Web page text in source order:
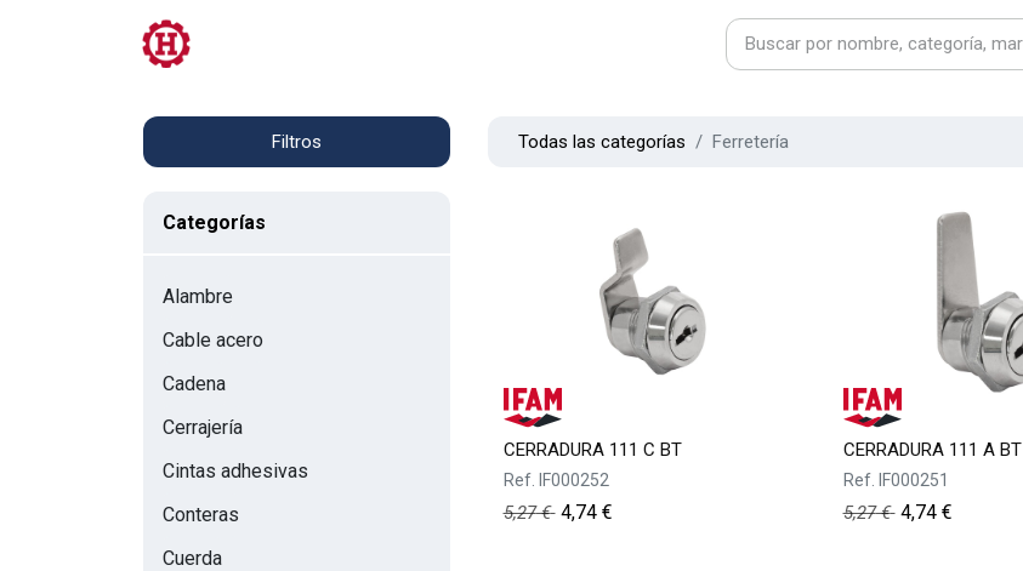
Filtros
Categorías
Alambre
Cable acero
Cadena
Cerrajería
Cintas adhesivas
Conteras
Cuerda
Todas las categorías Ferretería
CERRADURA 111 C BT
Ref. IF000252
5,27€ 4,74€
CERRADURA 111 A BT
Ref. IF000251
5,27€ 4,74€